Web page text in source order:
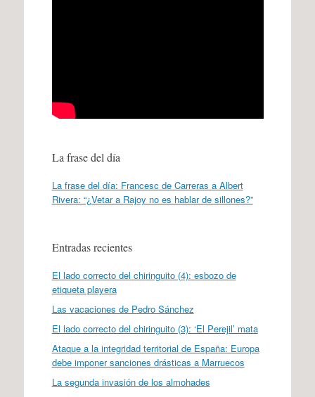
La frase del día
La frase del día: Francesc de Carreras a Albert
Rivera: “¿Vetar a Rajoy no es hablar de sillones?”
Entradas recientes
El lado correcto del chiringuito (4): esbozo de
etiqueta playera
Las vacaciones de Pedro Sánchez
El lado correcto del chiringuito (3): ‘El Perejil’ mata
Ataque a la integridad territorial de España: Europa
debe imponer sanciones drásticas a Marruecos
La segunda invasión de los almohades